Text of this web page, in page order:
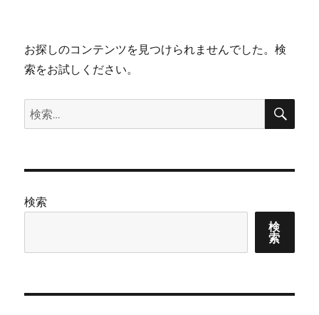
お探しのコンテンツを見つけられませんでした。検
索をお試しください。
検
索:
検
検索
検
索